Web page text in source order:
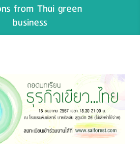
from Thai green
business